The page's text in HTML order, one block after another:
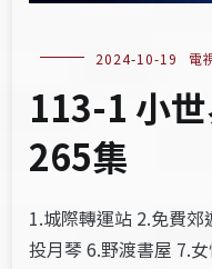
2024-10-19 電
113-1 小
265集
1.城際轉運站 2.免費
投月琴 6.野渡書屋 7.